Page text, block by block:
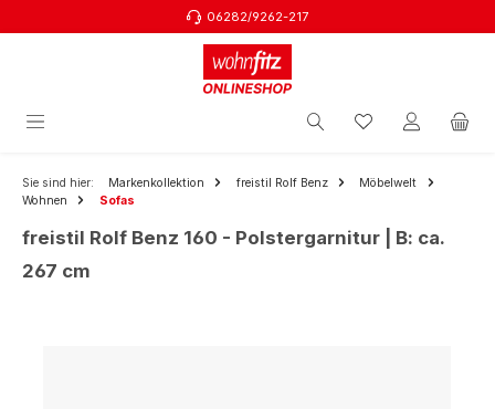
06282/9262-217
Sie sind hier: Markenkollektion freistil Rolf Benz
Möbelwelt
Wohnen
Sofas
freistil Rolf Benz 160 - Polstergarnitur | B: ca.
267 cm